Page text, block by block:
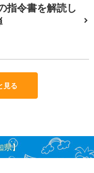
指令書を解読し
見る
県】